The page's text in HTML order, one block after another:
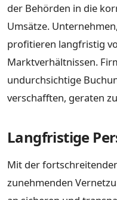
der Behörden in die
Umsätze.
profitieren langfristig
Marktverhältnissen.
undurchsichtige
verschafften, geraten
Langfristige
Mit der
zunehmenden